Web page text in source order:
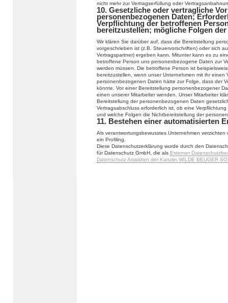
nicht mehr zur Vertragserfüllung oder
10. Gesetzliche oder vertragliche
personenbezogenen Daten;
Verpflichtung der betroffenen
bereitzustellen; mögliche Folgen
Wir klären Sie darüber auf, dass die Bereitstellung
vorgeschrieben ist (z.B. Steuervorschriften) oder sich
Vertragspartner) ergeben kann. Mitunter kann es zu
betroffene Person uns personenbezogene Daten zur
werden müssen. Die betroffene Person ist
bereitzustellen, wenn unser Unternehmen mit ihr
personenbezogenen Daten hätte zur Folge, dass der
könnte. Vor einer Bereitstellung personenbezogener
einen unserer Mitarbeiter wenden. Unser Mitarbeiter
Bereitstellung der personenbezogenen Daten
Vertragsabschluss erforderlich ist, ob eine
und welche Folgen die Nichtbereitstellung der
11. Bestehen einer automatisierten
Als verantwortungsbewusstes Unternehmen
ein Profiling.
Diese Datenschutzerklärung wurde durch den
für Datenschutz GmbH, die als Externer
Datenschutz Anwälten der Kanzlei WILDE BEUGER